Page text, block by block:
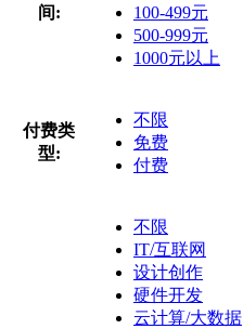
间:
100-499元
500-999元
1000元以上
付费类
型:
不限
免费
付费
不限
IT/互联网
设计创作
硬件开发
云计算/大数据